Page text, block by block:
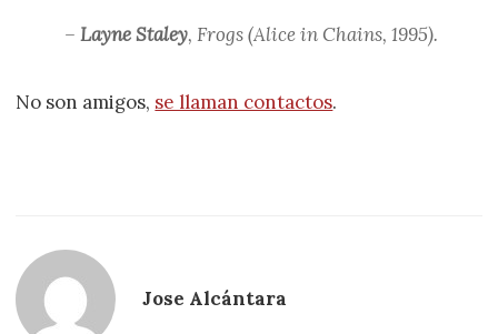
–Layne Staley, Frogs (Alice in Chains, 1995).
No son amigos, se llaman contactos.
Jose Alcántara